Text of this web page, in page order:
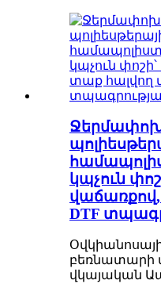
կպչուն
DTF
բեռնատարի
վկայական